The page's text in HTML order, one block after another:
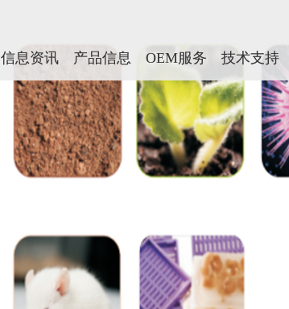
信息资讯 产品信息 OEM服务 技术支持
信息资讯 产品信息 OEM服务 技术支持